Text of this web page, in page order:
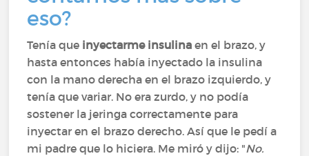
eso?
Tenía que inyectarme insulina en el brazo, y
hasta entonces había inyectado la insulina
con la mano derecha en el brazo izquierdo, y
tenía que variar. No era zurdo, y no podía
sostener la jeringa correctamente para
inyectar en el brazo derecho. Así que le pedí a
mi padre que lo hiciera. Me miró y dijo: "No.